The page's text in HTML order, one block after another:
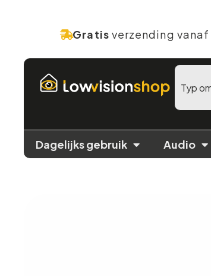
Gratis verzending vanaf
Dagelijks gebruik Audio